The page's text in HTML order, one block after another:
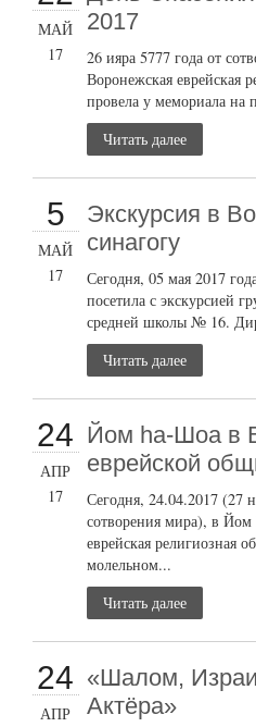
МАЙ
17
2017
26 ияра 5777 года от
Воронежская еврейская
провела у мемориала
Читать далее
5
МАЙ
17
Экскурсия в
синагогу
Сегодня, 05 мая 2017
посетила с экскурсией
средней школы № 16.
Читать далее
24
АПР
17
Йом ha-Шоа в
еврейской
Сегодня, 24.04.2017 (27
сотворения мира), в
еврейская религиозная
молельном...
Читать далее
24
АПР
«Шалом,
Актёра»